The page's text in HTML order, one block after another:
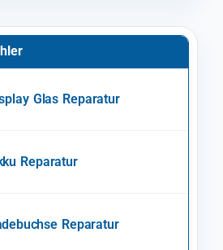
Glas Reparatur
Reparatur
Reparatur